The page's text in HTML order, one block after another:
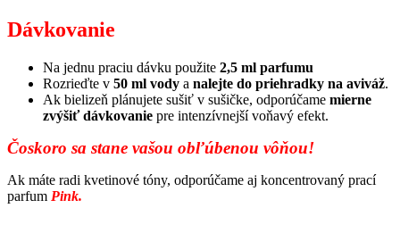
Dávkovanie
Na jednu praciu dávku použite 2,5 ml parfumu
Rozrieďte v 50 ml vody a nalejte do priehradky na aviváž.
Ak bielizeň plánujete sušiť v sušičke, odporúčame mierne
zvýšiť dávkovanie pre intenzívnejší voňavý efekt.
Čoskoro sa stane vašou obľúbenou vôňou!
Ak máte radi kvetinové tóny, odporúčame aj koncentrovaný prací
parfum Pink.